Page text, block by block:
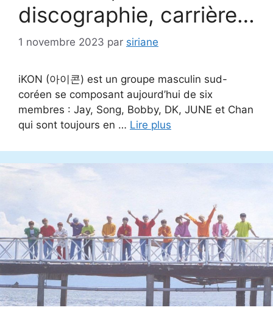
discographie, carrière…
1 novembre 2023 par siriane
iKON (아이콘) est un groupe masculin sud-
coréen se composant aujourd’hui de six
membres : Jay, Song, Bobby, DK, JUNE et Chan
qui sont toujours en … Lire plus